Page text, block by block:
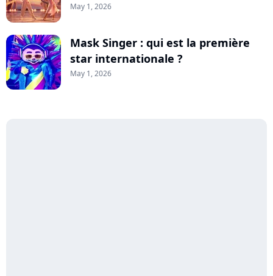
May 1, 2026
Mask Singer : qui est la première
star internationale ?
May 1, 2026